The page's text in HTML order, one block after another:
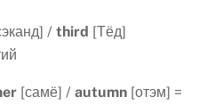
/ third [Тёд]
[самё] / autumn [отэм] =